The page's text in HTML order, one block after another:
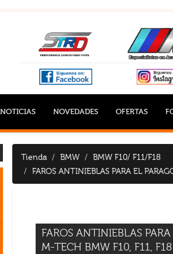
NOTICIAS NOVEDADES OFERTAS
Tienda BMW
BMW F10/ F11/F18
FAROS ANTINIEBLAS PARA EL
FAROS ANTINIEBLAS PARA
M-TECH BMW F10, F11,